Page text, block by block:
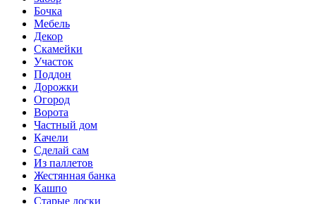
Бочка
Мебель
Декор
Скамейки
Участок
Поддон
Дорожки
Огород
Ворота
Частный дом
Качели
Сделай сам
Из паллетов
Жестянная банка
Кашпо
Старые доски